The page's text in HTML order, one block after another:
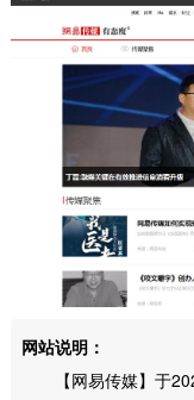
网站说明：
【网易传媒】于